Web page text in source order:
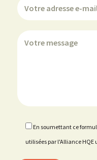
En soumettant ce
utilisées par l'Alliance